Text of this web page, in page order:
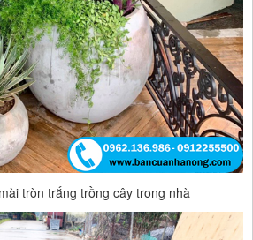
tròn trắng trồng cây trong nhà